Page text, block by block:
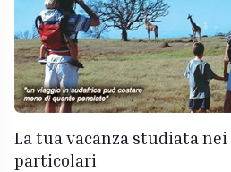
La tua vacanza studiata
particolari